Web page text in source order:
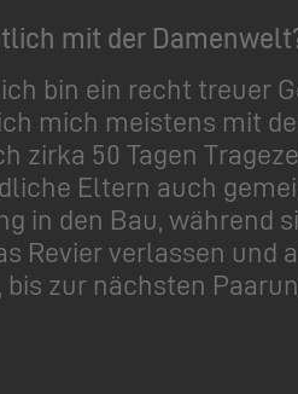
mit der
bin ein recht treuer
mich meistens mit
zirka 50 Tagen
Eltern auch
in den Bau, während
Revier verlassen
zur nächsten